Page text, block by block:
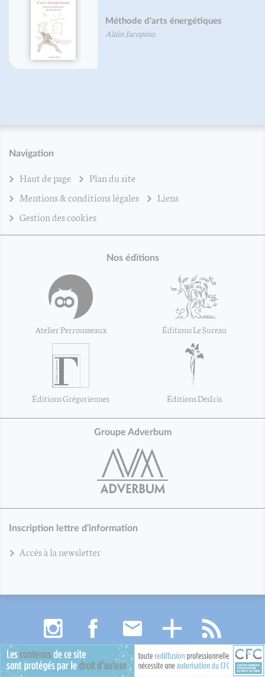
Méthode d'arts énergétiques
Alain Jacopino
Navigation
Haut de page
Plan du site
Mentions & conditions légales
Liens
Gestion des cookies
Nos éditions
Atelier Perrousseaux Éditions Le Sureau
Éditions Grégoriennes Éditions DésIris
Groupe Adverbum
Inscription lettre d'information
Accès à la newsletter